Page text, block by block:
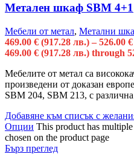
Метален шкаф SBM 4+1
Мебели от метал, Метални
469.00 € (917.28 лв.) – 526.00 €
469.00 € (917.28 лв.) through
Мебелите от метал са
произведени от доказан
SBM 204, SBM 213, с
Добавяне към списък с
Опции This product has
chosen on the product page
Бърз преглед